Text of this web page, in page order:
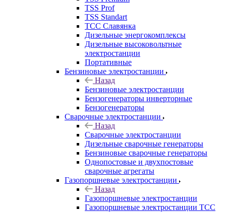
TSS Prof
TSS Standart
ТСС Славянка
Дизельные энергокомплексы
Дизельные высоковольтные
электростанции
Портативные
Бензиновые электростанции
Назад
Бензиновые электростанции
Бензогенераторы инверторные
Бензогенераторы
Сварочные электростанции
Назад
Сварочные электростанции
Дизельные сварочные генераторы
Бензиновые сварочные генераторы
Однопостовые и двухпостовые
сварочные агрегаты
Газопоршневые электростанции
Назад
Газопоршневые электростанции
Газопоршневые электростанции ТСС